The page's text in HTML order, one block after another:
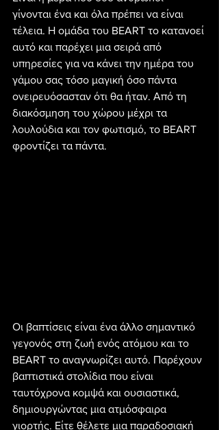
γίνονται ένα και όλα πρέπει να είναι
τέλεια. Η ομάδα του BEART το κατανοεί
αυτό και παρέχει μια σειρά από
υπηρεσίες για να κάνει την ημέρα του
γάμου σας τόσο μαγική όσο πάντα
ονειρευόσασταν ότι θα ήταν. Από τη
διακόσμηση του χώρου μέχρι τα
λουλούδια και τον φωτισμό, το BEART
φροντίζει τα πάντα.
Οι βαπτίσεις είναι ένα άλλο σημαντικό
γεγονός στη ζωή ενός ατόμου και το
BEART το αναγνωρίζει αυτό. Παρέχουν
βαπτιστικά στολίδια που είναι
ταυτόχρονα κομψά και ουσιαστικά,
δημιουργώντας μια ατμόσφαιρα
γιορτής. Είτε θέλετε μια παραδοσιακή